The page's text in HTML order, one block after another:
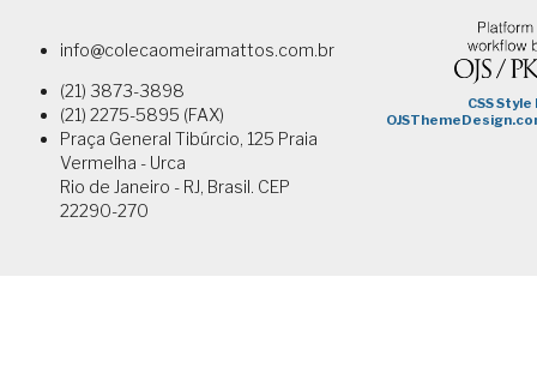
info@colecaomeiramattos.com.br
(21) 3873-3898
(21) 2275-5895 (FAX)
Praça General Tibúrcio, 125 Praia
Vermelha - Urca
Rio de Janeiro - RJ, Brasil. CEP
22290-270